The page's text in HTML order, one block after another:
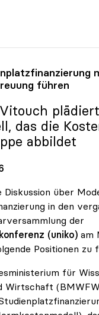
greift
führen
das die
abbildet
über
in den
der
(uniko) am
Positionen zu
für
Wirtschaft